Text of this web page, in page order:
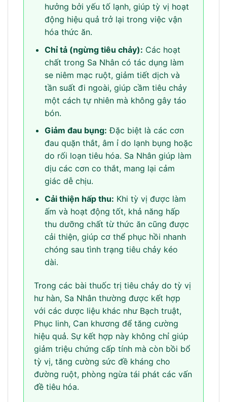
hưởng bởi yếu tố lạnh, giúp tỳ vị hoạt
động hiệu quả trở lại trong việc vận
hóa thức ăn.
Chỉ tả (ngừng tiêu chảy): Các hoạt
chất trong Sa Nhân có tác dụng làm
se niêm mạc ruột, giảm tiết dịch và
tần suất đi ngoài, giúp cầm tiêu chảy
một cách tự nhiên mà không gây táo
bón.
Giảm đau bụng: Đặc biệt là các cơn
đau quặn thắt, âm ỉ do lạnh bụng hoặc
do rối loạn tiêu hóa. Sa Nhân giúp làm
dịu các cơn co thắt, mang lại cảm
giác dễ chịu.
Cải thiện hấp thu: Khi tỳ vị được làm
ấm và hoạt động tốt, khả năng hấp
thu dưỡng chất từ thức ăn cũng được
cải thiện, giúp cơ thể phục hồi nhanh
chóng sau tình trạng tiêu chảy kéo
dài.
Trong các bài thuốc trị tiêu chảy do tỳ vị
hư hàn, Sa Nhân thường được kết hợp
với các dược liệu khác như Bạch truật,
Phục linh, Can khương để tăng cường
hiệu quả. Sự kết hợp này không chỉ giúp
giảm triệu chứng cấp tính mà còn bồi bổ
tỳ vị, tăng cường sức đề kháng cho
đường ruột, phòng ngừa tái phát các vấn
đề tiêu hóa.